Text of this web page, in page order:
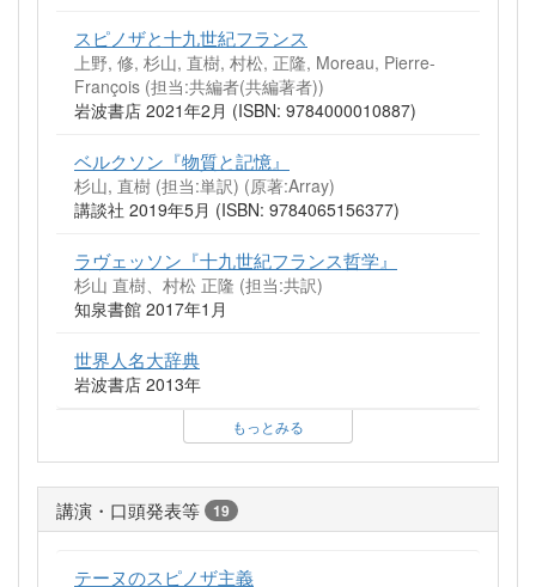
スピノザと十九世紀フランス
上野, 修, 杉山, 直樹, 村松, 正隆, Moreau, Pierre-
François (担当:共編者(共編著者))
岩波書店 2021年2月 (ISBN: 9784000010887)
ベルクソン『物質と記憶』
杉山, 直樹 (担当:単訳) (原著:Array)
講談社 2019年5月 (ISBN: 9784065156377)
ラヴェッソン『十九世紀フランス哲学』
杉山 直樹、村松 正隆 (担当:共訳)
知泉書館 2017年1月
世界人名大辞典
岩波書店 2013年
もっとみる
講演・口頭発表等 19
テーヌのスピノザ主義